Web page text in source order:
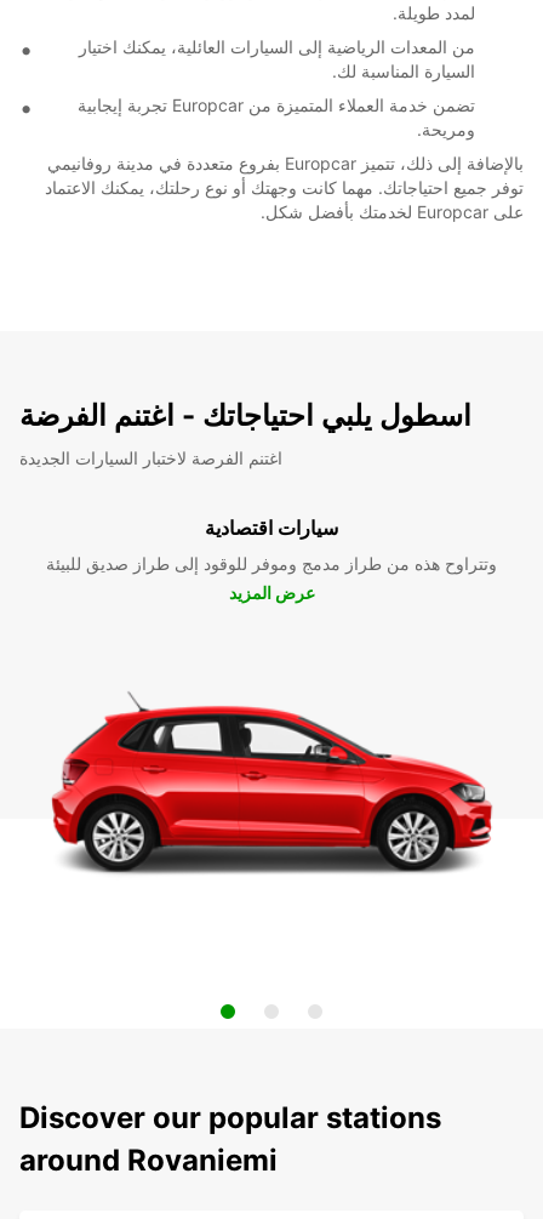
لمدد طويلة.
من المعدات الرياضية إلى السيارات العائلية، يمكنك اختيار
السيارة المناسبة لك.
تضمن خدمة العملاء المتميزة من Europcar تجربة إيجابية
ومريحة.
بالإضافة إلى ذلك، تتميز Europcar بفروع متعددة في مدينة روفانيمي
توفر جميع احتياجاتك. مهما كانت وجهتك أو نوع رحلتك، يمكنك الاعتماد
على Europcar لخدمتك بأفضل شكل.
اسطول يلبي احتياجاتك - اغتنم الفرضة
اغتنم الفرصة لاختبار السيارات الجديدة
سيارات اقتصادية
وتتراوح هذه من طراز مدمج وموفر للوقود إلى طراز صديق للبيئة
عرض المزيد
Discover our popular stations
around Rovaniemi